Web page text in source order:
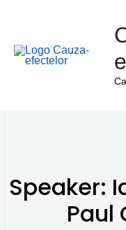
content
Speaker:
Paul